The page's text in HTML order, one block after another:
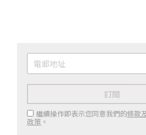
訂閱
繼續操作即表示您同意我們的條款
政策 。